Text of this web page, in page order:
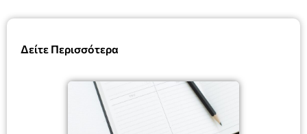
Δείτε Περισσότερα